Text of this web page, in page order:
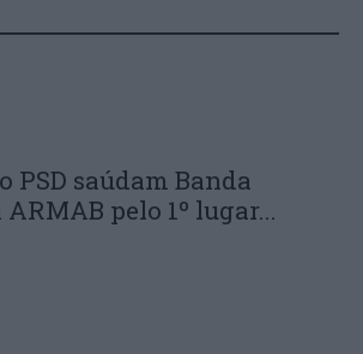
PSD saúdam Banda
pelo 1º lugar...